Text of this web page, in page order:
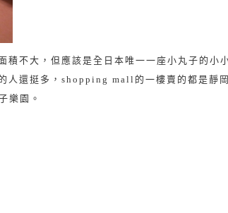
積不大，但應該是全日本唯一一座小丸子的小
人還挺多， shopping mall 的一樓賣的都是靜
樂園。